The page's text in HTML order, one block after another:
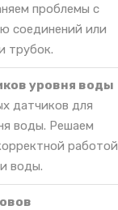
проблемы с
соединений или
трубок.
уровня воды
датчиков для
воды. Решаем
работой
воды.